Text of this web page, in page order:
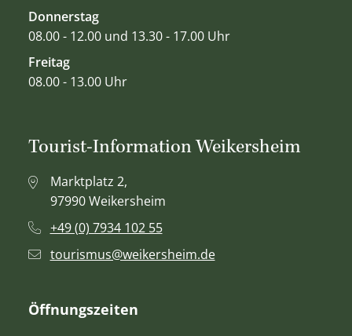
Donnerstag
08.00 - 12.00 und 13.30 - 17.00 Uhr
Freitag
08.00 - 13.00 Uhr
Tourist-Information Weikersheim
Marktplatz 2,
97990 Weikersheim
+49 (0) 7934 102 55
tourismus@weikersheim.de
Öffnungszeiten